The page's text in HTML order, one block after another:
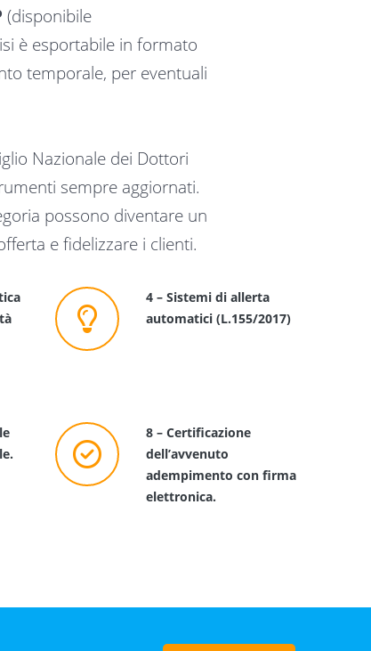
(disponibile
è esportabile in formato
temporale, per eventuali
Nazionale dei Dottori
sempre aggiornati.
possono diventare un
e fidelizzare i clienti.
4 – Sistemi di allerta
automatici (L.155/2017)
8 – Certificazione
dell’avvenuto
adempimento con firma
elettronica.